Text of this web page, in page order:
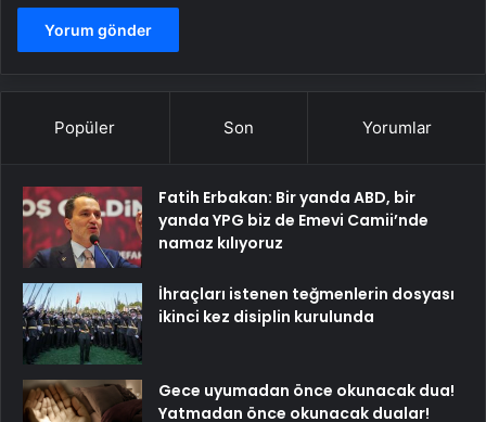
Popüler Son Yorumlar
Fatih Erbakan: Bir yanda ABD, bir
yanda YPG biz de Emevi Camii’nde
namaz kılıyoruz
İhraçları istenen teğmenlerin dosyası
ikinci kez disiplin kurulunda
Gece uyumadan önce okunacak dua!
Yatmadan önce okunacak dualar!